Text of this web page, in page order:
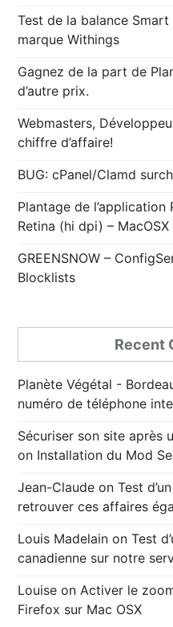
Test de la balance
marque Withings
Gagnez de la part de
d’autre prix.
Webmasters,
chiffre d’affaire!
BUG: cPanel/Clamd
Plantage de
Retina (hi dpi) –
GREENSNOW –
Blocklists
Recent
Planète Végétal -
numéro de téléphone
Sécuriser son site après
on Installation du Mod
Jean-Claude onTest
retrouver ces affaires
Louis Madelain onTest
canadienne sur notre
Louise on Activer le
Firefox sur Mac OSX